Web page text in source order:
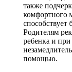
также
комфортного
Родителям
ребенка и
помощью.